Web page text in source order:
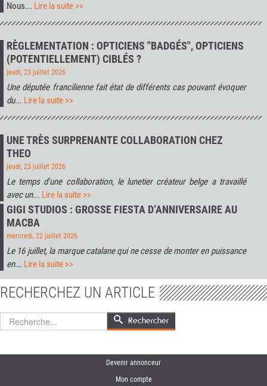
Nous... Lire la suite >>
RÈGLEMENTATION : OPTICIENS "BADGÉS", OPTICIENS
(POTENTIELLEMENT) CIBLÉS ?
jeudi, 23 juillet 2026
Une députée francilienne fait état de différents cas pouvant évoquer
du... Lire la suite >>
UNE TRÈS SURPRENANTE COLLABORATION CHEZ
THEO
jeudi, 23 juillet 2026
Le temps d'une collaboration, le lunetier créateur belge a travaillé
avec un... Lire la suite >>
GIGI STUDIOS : GROSSE FIESTA D’ANNIVERSAIRE AU
MACBA
mercredi, 22 juillet 2026
Le 16 juillet, la marque catalane qui ne cesse de monter en puissance
en... Lire la suite >>
RECHERCHEZ UN ARTICLE
Rechercher Rechercher
Devenir annonceur
Mon compte